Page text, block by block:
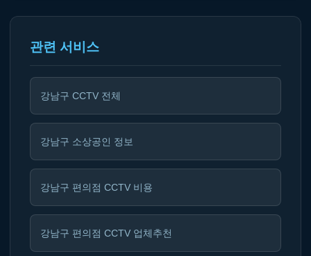
관련 서비스
강남구 CCTV 전체
강남구 소상공인 정보
강남구 편의점 CCTV 비용
강남구 편의점 CCTV 업체추천